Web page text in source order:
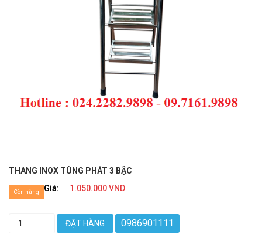
THANG INOX TÙNG PHÁT 3 BẬC
Giá:
1.050.000 VND
Còn hàng
ĐẶT HÀNG 0986901111